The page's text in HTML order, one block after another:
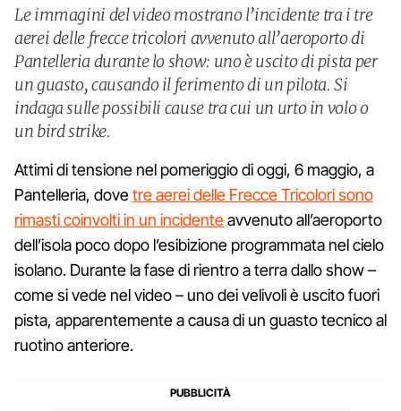
Le immagini del video mostrano l’incidente tra i tre
aerei delle frecce tricolori avvenuto all’aeroporto di
Pantelleria durante lo show: uno è uscito di pista per
un guasto, causando il ferimento di un pilota. Si
indaga sulle possibili cause tra cui un urto in volo o
un bird strike.
Attimi di tensione nel pomeriggio di oggi, 6 maggio, a
Pantelleria, dovetre aerei delle Frecce Tricolori sono
rimasti coinvolti in un incidenteavvenuto all’aeroporto
dell’isola poco dopo l’esibizione programmata nel cielo
isolano. Durante la fase di rientro a terra dallo show –
come si vede nel video – uno dei velivoli è uscito fuori
pista, apparentemente a causa di un guasto tecnico al
ruotino anteriore.